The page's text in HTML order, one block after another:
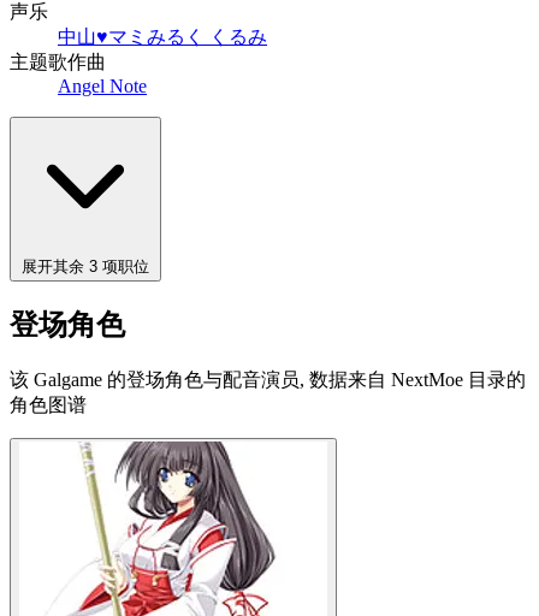
声乐
中山♥マミ みるく くるみ
主题歌作曲
Angel Note
展开其余 3 项职位
登场角色
该 Galgame 的登场角色与配音演员, 数据来自 NextMoe 目录的
角色图谱